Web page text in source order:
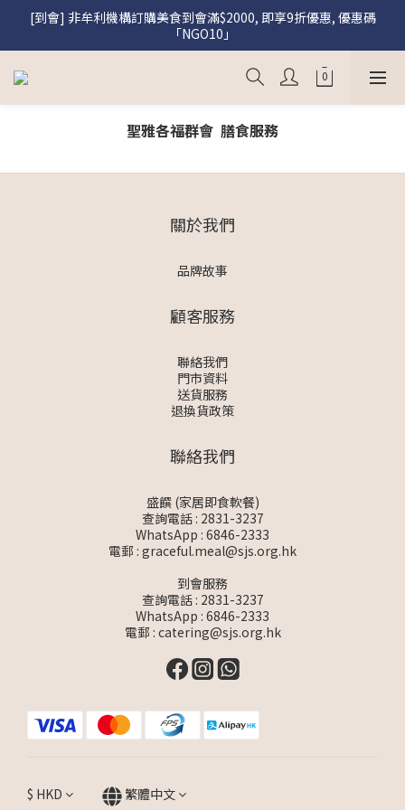
[盛饌] 註冊會員購買盛饌即享95折優惠
[到會] 非牟利機構訂購美食到會滿$2000, 即享9折優惠, 優惠碼
「NGO10」
[盛饌] 註冊會員購買盛饌即享95折優惠
聖雅各福群會 膳食服務
關於我們
品牌故事
顧客服務
聯絡我們
門市資料
送貨服務
退換貨政策
聯絡我們
盛饌 (家居即食軟餐)
查詢電話 : 2831-3237
WhatsApp : 6846-2333
電郵 : graceful.meal@sjs.org.hk
到會服務
查詢電話 : 2831-3237
WhatsApp : 6846-2333
電郵 : catering@sjs.org.hk
$ HKD 繁體中文